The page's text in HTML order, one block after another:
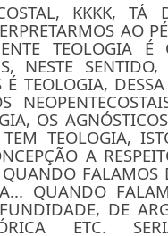
KKKK, TÁ
AO
TEOLOGIA
NESTE
É TEOLOGIA,
OS
TEM TEOLOGIA,
A
FALAMOS
QUANDO
DE
ETC.